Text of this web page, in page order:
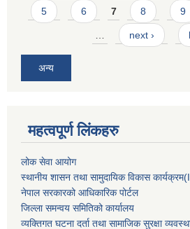
5 6 7 8 9
… next ›
अन्य
महत्वपूर्ण लिंकहरु
लोक सेवा आयोग
स्थानीय शासन तथा सामुदायिक विकास कार्यक्रम
नेपाल सरकारको आधिकारिक पोर्टल
जिल्ला समन्वय समितिको कार्यालय
व्यक्तिगत घटना दर्ता तथा सामाजिक सुरक्षा